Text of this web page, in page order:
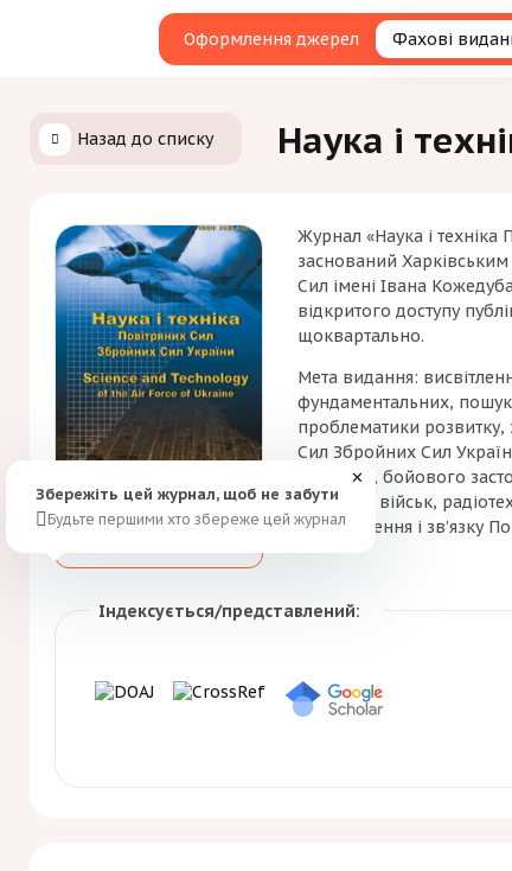
Оформлення джерел Фахові
Назад до списку Наука і
Журнал «Наука і
заснований
Сил імені Івана
відкритого доступу
щоквартально.
Мета видання:
фундаментальних,
проблематики розвитку,
Сил Збройних Сил
розвитку, бойового
ракетних військ,
забезпечення і зв’язку
Індексується/представлений:
Збережіть цей журнал, щоб не забути
Будьте першими хто збереже цей журнал
✕